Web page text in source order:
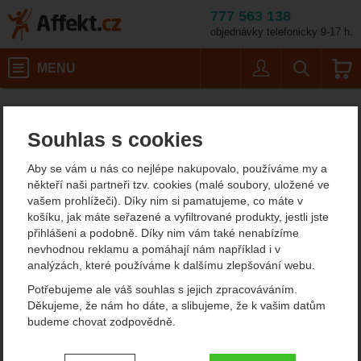
Souhlas s cookies
Aby se vám u nás co nejlépe nakupovalo, používáme my a
někteří naši partneři tzv. cookies (malé soubory, uložené ve
vašem prohlížeči). Díky nim si pamatujeme, co máte v
košíku, jak máte seřazené a vyfiltrované produkty, jestli jste
přihlášeni a podobně. Díky nim vám také nenabízíme
nevhodnou reklamu a pomáhají nám například i v
analýzách, které používáme k dalšímu zlepšování webu.
Potřebujeme ale váš souhlas s jejich zpracováváním.
Děkujeme, že nám ho dáte, a slibujeme, že k vašim datům
budeme chovat zodpovědně.
Nastavení souhlasů s kategoriemi
777 563 138
objednávky telefonicky 9-17 h.
MENU
Baladéo Tem018 Tech
Baladéo Tem018 Tech
Multifunkční kleště
Fotografie